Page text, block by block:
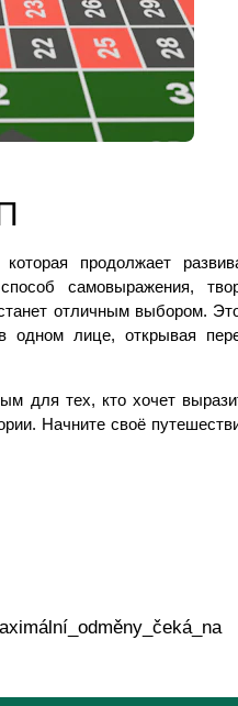
продолжает
самовыражения,
отличным выбором.
одном лице, открывая
для тех, кто хочет
Начните своё